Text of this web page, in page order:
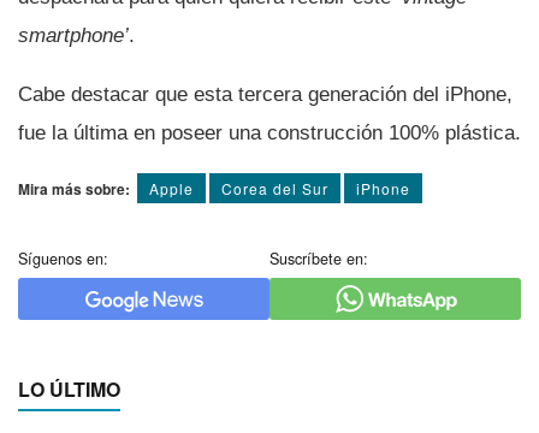
smartphone’.
Cabe destacar que esta tercera generación del iPhone,
fue la última en poseer una construcción 100% plástica.
Mira más sobre: Apple Corea del Sur iPhone
Síguenos en: Suscríbete en:
LO ÚLTIMO